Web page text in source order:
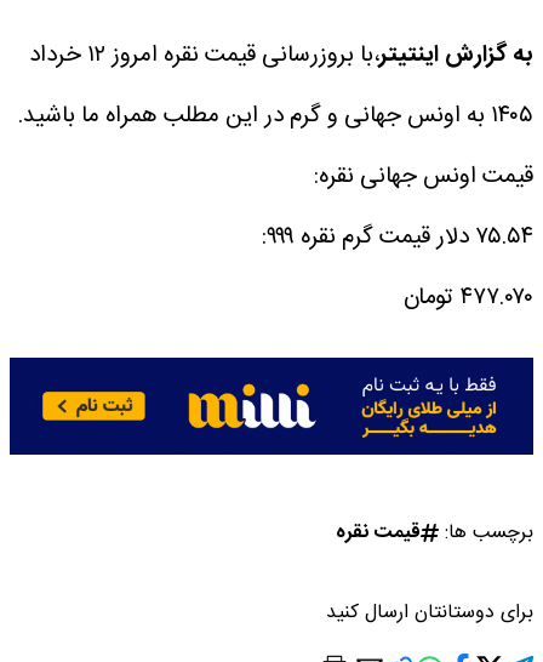
به گزارش اینتیتر
،‌با بروزرسانی قیمت نقره امروز ۱۲ خرداد
۱۴۰۵ به اونس جهانی و گرم در این مطلب همراه ما باشید.
قیمت اونس جهانی نقره:
۷۵.۵۴ دلار
قیمت گرم نقره ۹۹۹:
۴۷۷.۰۷۰ تومان
برچسب ها: قیمت نقره
برای دوستانتان ارسال کنید